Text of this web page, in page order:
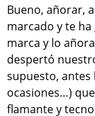
Bueno, añorar,
marcado y te
marca y lo
despertó
supuesto,
ocasiones…)
flamante y